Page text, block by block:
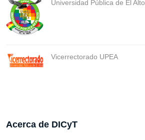
Universidad Pública de El Alto
Vicerrectorado UPEA
Acerca de DICyT